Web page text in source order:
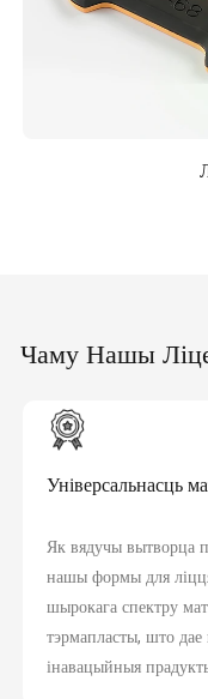
Чаму Нашы
Універсальнасць
Як вядучы вытворца
нашы формы для
шырокага спектру
тэрмапласты, што дае
інавацыйныя